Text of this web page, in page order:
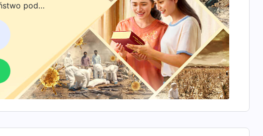
pod
dołączyć